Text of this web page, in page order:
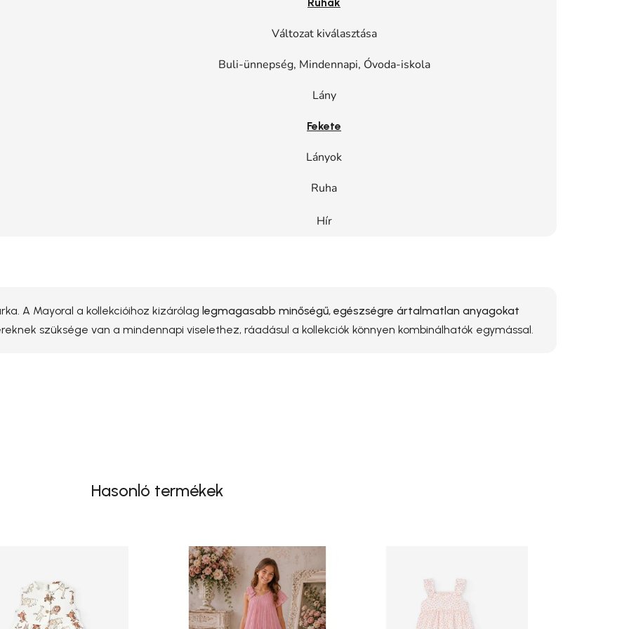
Ruhák
Változat kiválasztása
Buli-ünnepség, Mindennapi, Óvoda-iskola
Lány
Fekete
Lányok
Ruha
Hír
A Mayoral a kollekcióihoz kizárólag legmagasabb minőségű, egészségre ártalmatlan anyagokat
szüksége van a mindennapi viselethez, ráadásul a kollekciók könnyen kombinálhatók egymással.
Hasonló termékek